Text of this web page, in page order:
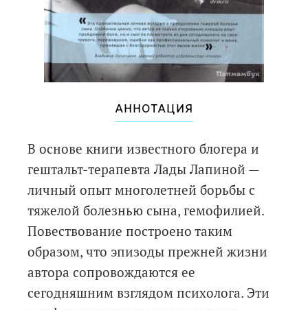
АННОТАЦИЯ
В основе книги известного блогера и
гештальт-терапевта Лады Лапиной —
личный опыт многолетней борьбы с
тяжелой болезнью сына, гемофилией.
Повествование построено таким
образом, что эпизоды прежней жизни
автора сопровождаются ее
сегодняшним взглядом психолога. Эти